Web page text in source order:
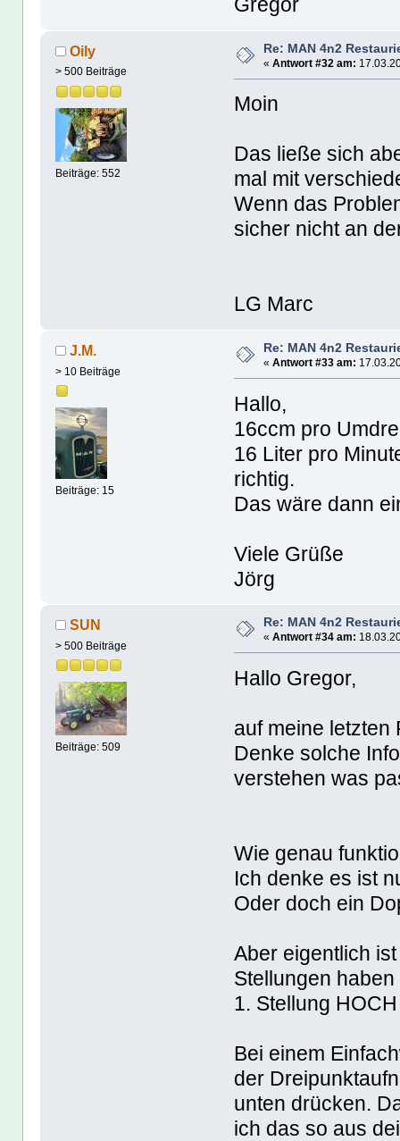
Gregor
Oily
> 500 Beiträge
Beiträge: 552
Re: MAN 4n2
« Antwort #32 am:
Moin
Das ließe sich
mal mit
Wenn das
sicher nicht an
LG Marc
J.M.
> 10 Beiträge
Beiträge: 15
Re: MAN 4n2
« Antwort #33 am:
Hallo,
16ccm pro
16 Liter pro
richtig.
Das wäre dann
Viele Grüße
Jörg
SUN
> 500 Beiträge
Beiträge: 509
Re: MAN 4n2
« Antwort #34 am:
Hallo Gregor,
auf meine letzten
Denke solche
verstehen was
Wie genau
Ich denke es ist
Oder doch ein
Aber eigentlich
Stellungen
1. Stellung
Bei einem
der
unten drücken.
ich das so aus